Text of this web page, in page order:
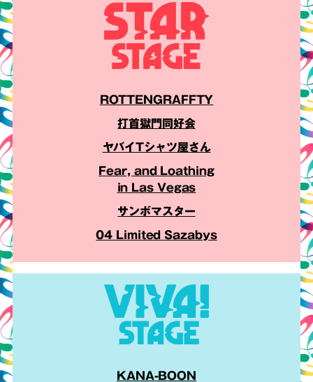
ROTTENGRAFFTY
打首獄門同好会
ヤバイTシャツ屋さん
Fear, and Loathing
in Las Vegas
サンボマスター
04 Limited Sazabys
KANA-BOON